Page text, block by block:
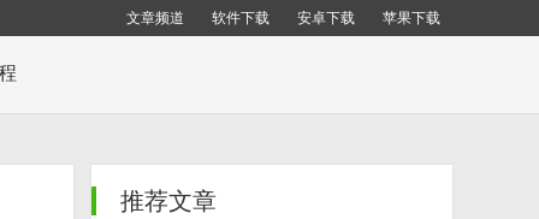
文章频道 软件下载 安卓下载 苹果下载
推荐文章